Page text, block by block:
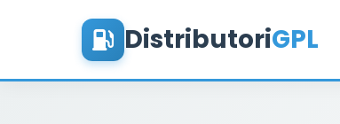
DistributoriGPL